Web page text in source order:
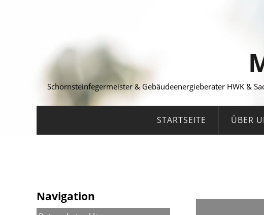
Schornsteinfegermeister & Gebäudeenergieberater HWK &
STARTSEITE ÜBER
Navigation